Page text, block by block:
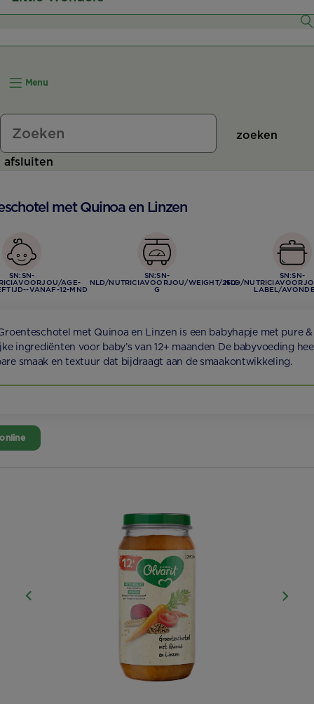
8–11 Maanden
12+ Maanden
Menu
zoeken
afsluiten
met Quinoa en Linzen
SN:SN-
AGE-
VANAF-12-MND
SN:SN-
NLD/NUTRICIAVOORJOU/WEIGHT/250-
G
SN:SN-
NLD/
LABEL/
met Quinoa en Linzen is een babyhapje met pure &
ingrediënten voor baby’s van 12+ maanden De babyvoeding
smaak en textuur dat bijdraagt aan de smaakontwikkeling.